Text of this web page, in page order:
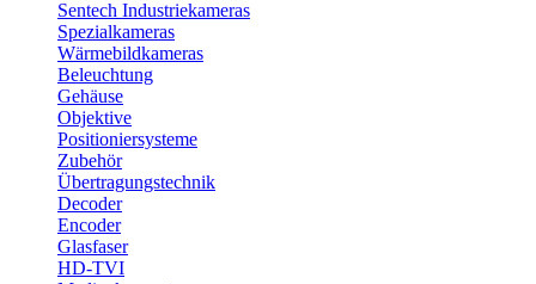
Sentech Industriekameras
Spezialkameras
Wärmebildkameras
Beleuchtung
Gehäuse
Objektive
Positioniersysteme
Zubehör
Übertragungstechnik
Decoder
Encoder
Glasfaser
HD-TVI